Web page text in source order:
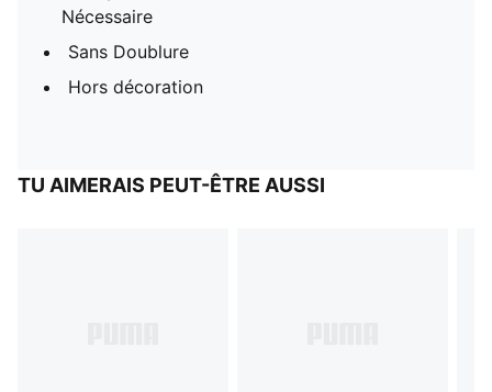
Nécessaire
Sans Doublure
Hors décoration
TU AIMERAIS PEUT-ÊTRE AUSSI